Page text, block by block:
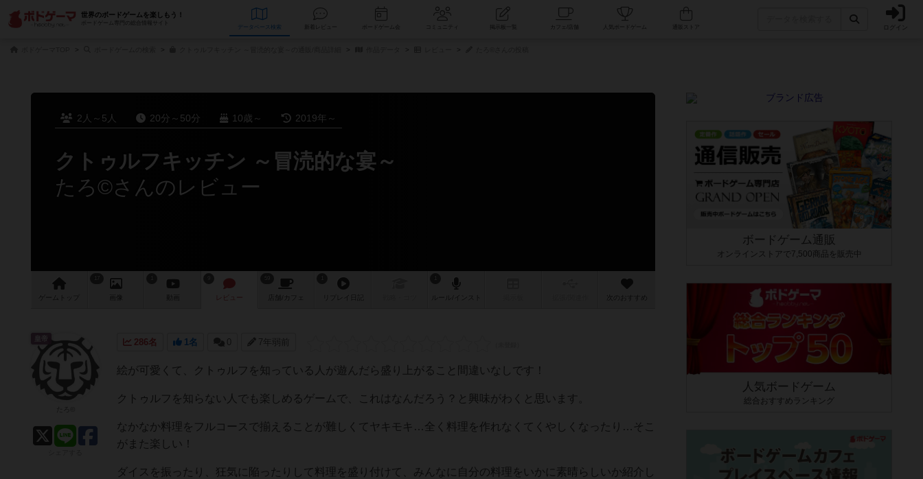
世界のボードゲームを楽しもう！
ボードゲーム専門の総合情報サイト
データベース コミュニティ 人気ボードゲーム ログイン
2人～5人 20分～50分 10歳～ 2019年～
クトゥルフキッチン ～冒涜的な宴～
たろ©さんのレビュー
ゲーム 画像 レビュー 店舗/ カフェ 次のおすすめ
286名 1名 0 7年弱前
絵が可愛くて、クトゥルフを知っている人が遊んだら盛り上がること間違いなしです！
クトゥルフを知らない人でも楽しめるゲームで、これはなんだろう？と興味がわくと思います。
なかなか料理をフルコースで揃えることが難しくてヤキモキ…全く料理を作れなくてくやしくなったり…そこ
がまた楽しい！
ダイスを振ったり、狂気に陥ったりして料理を盛り付けて、みんなに自分の料理をいかに素晴らしいか紹介し
皇帝
ボードゲーム通販
オンラインストアで7,500商品を販売中
人気ボードゲーム
総合おすすめランキング